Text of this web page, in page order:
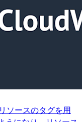
ソースのタグを用